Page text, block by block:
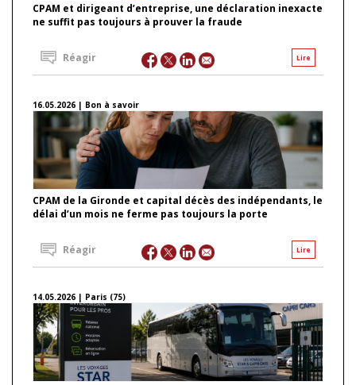
CPAM et dirigeant d’entreprise, une déclaration inexacte
ne suffit pas toujours à prouver la fraude
Lire
Réagir
16.05.2026 | Bon à savoir
CPAM de la Gironde et capital décès des indépendants, le
délai d’un mois ne ferme pas toujours la porte
Lire
Réagir
14.05.2026 | Paris (75)